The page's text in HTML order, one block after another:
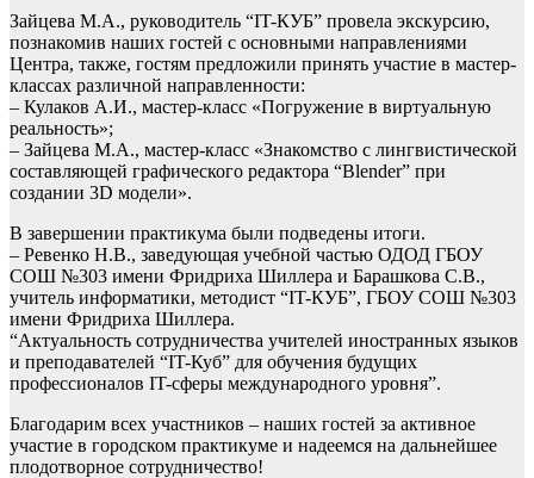
Зайцева М.А., руководитель “IT-КУБ” провела экскурсию,
познакомив наших гостей с основными направлениями
Центра, также, гостям предложили принять участие в мастер-
классах различной направленности:
– Кулаков А.И., мастер-класс «Погружение в виртуальную
реальность»;
– Зайцева М.А., мастер-класс «Знакомство с лингвистической
составляющей графического редактора “Blender” при
создании 3D модели».
В завершении практикума были подведены итоги.
– Ревенко Н.В., заведующая учебной частью ОДОД ГБОУ
СОШ №303 имени Фридриха Шиллера и Барашкова С.В.,
учитель информатики, методист “IT-КУБ”, ГБОУ СОШ №303
имени Фридриха Шиллера.
“Актуальность сотрудничества учителей иностранных языков
и преподавателей “IT-Куб” для обучения будущих
профессионалов IT-сферы международного уровня”.
Благодарим всех участников – наших гостей за активное
участие в городском практикуме и надеемся на дальнейшее
плодотворное сотрудничество!